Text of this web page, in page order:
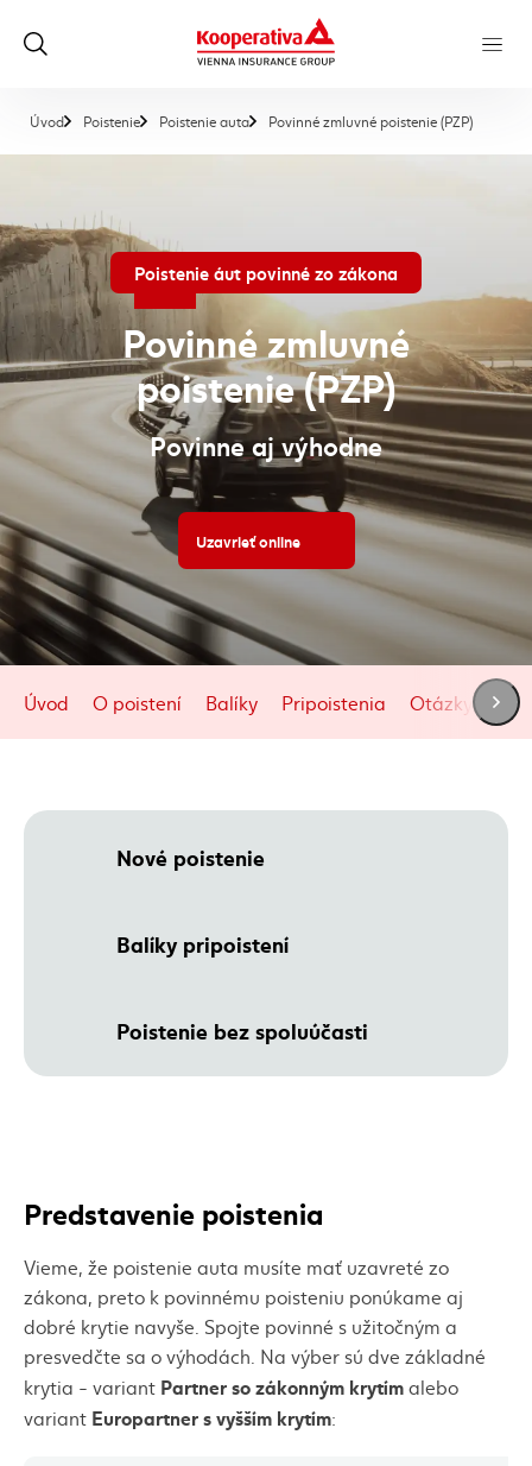
Úvod Poistenie Poistenie auta Povinné zmluvné poistenie (PZP),
Poistenie áut povinné zo zákona
Povinné zmluvné
poistenie (PZP)
Povinne aj výhodne
Uzavrieť online(externý odkaz)
Úvod O poistení Balíky Pripoistenia Otázky a
Nové poistenie
Balíky pripoistení
Poistenie bez spoluúčasti
Predstavenie poistenia
Vieme, že poistenie auta musíte mať uzavreté zo
zákona, preto k povinnému poisteniu ponúkame aj
dobré krytie navyše. Spojte povinné s užitočným a
presvedčte sa o výhodách. Na výber sú dve základné
krytia - variant Partner so zákonným krytímalebo
variant Europartner s vyšším krytím: